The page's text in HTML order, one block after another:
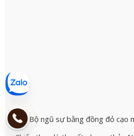
Bộ ngũ sự bằng đồng đỏ cạo